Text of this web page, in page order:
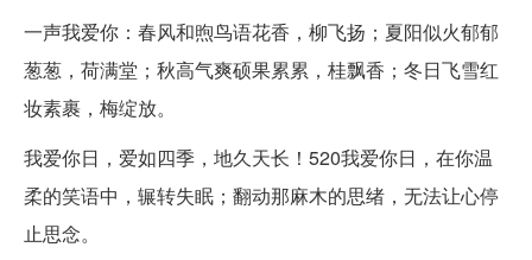
一声我爱你：春风和煦鸟语花香，柳飞扬；夏阳似火郁郁
葱葱，荷满堂；秋高气爽硕果累累，桂飘香；冬日飞雪红
妆素裹，梅绽放。
我爱你日，爱如四季，地久天长！520我爱你日，在你温
柔的笑语中，辗转失眠；翻动那麻木的思绪，无法让心停
止思念。